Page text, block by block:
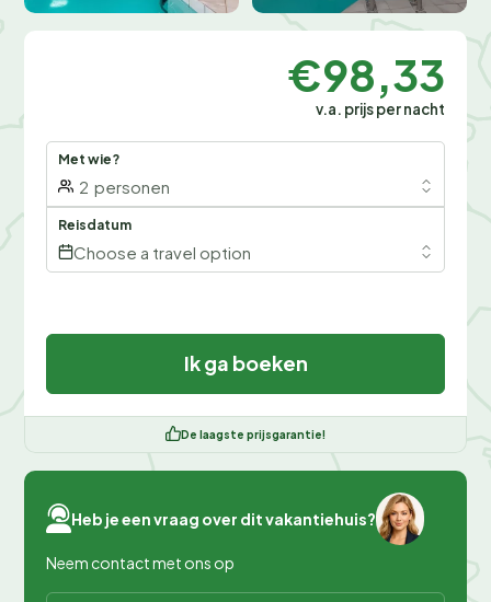
€98,33
v.a. prijs per nacht
Met wie?
2 personen
Reisdatum
Choose a travel option
Ik ga boeken
De laagste prijsgarantie!
Heb je een vraag over dit vakantiehuis?
Neem contact met ons op